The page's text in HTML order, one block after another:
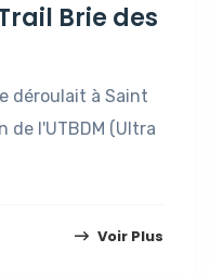
Brie des
déroulait à Saint
de l'UTBDM (Ultra
Voir Plus